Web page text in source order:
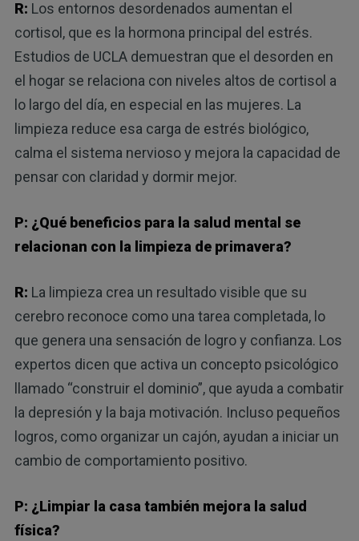
R: Los entornos desordenados aumentan el
cortisol, que es la hormona principal del estrés.
Estudios de UCLA demuestran que el desorden en
el hogar se relaciona con niveles altos de cortisol a
lo largo del día, en especial en las mujeres. La
limpieza reduce esa carga de estrés biológico,
calma el sistema nervioso y mejora la capacidad de
pensar con claridad y dormir mejor.
P: ¿Qué beneficios para la salud mental se
relacionan con la limpieza de primavera?
R: La limpieza crea un resultado visible que su
cerebro reconoce como una tarea completada, lo
que genera una sensación de logro y confianza. Los
expertos dicen que activa un concepto psicológico
llamado “construir el dominio”, que ayuda a combatir
la depresión y la baja motivación. Incluso pequeños
logros, como organizar un cajón, ayudan a iniciar un
cambio de comportamiento positivo.
P: ¿Limpiar la casa también mejora la salud
física?